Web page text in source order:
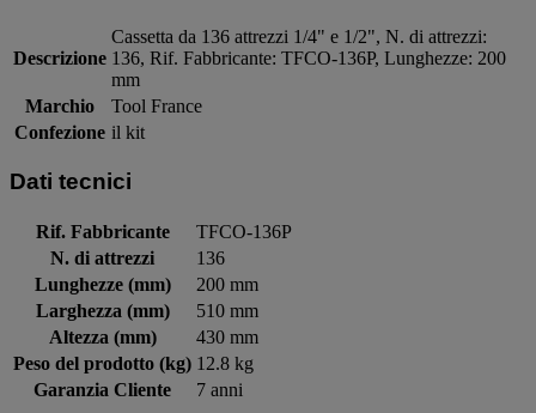
Descrizione
Cassetta da 136 attrezzi 1/4" e 1/2", N. di attrezzi:
136, Rif. Fabbricante: TFCO-136P, Lunghezze: 200
mm
Marchio
Tool France
Confezione il kit
Dati tecnici
Rif. Fabbricante
TFCO-136P
N. di attrezzi
136
Lunghezze (mm)
200 mm
Larghezza (mm)
510 mm
Altezza (mm)
430 mm
Peso del prodotto (kg) 12.8 kg
Garanzia Cliente
7 anni